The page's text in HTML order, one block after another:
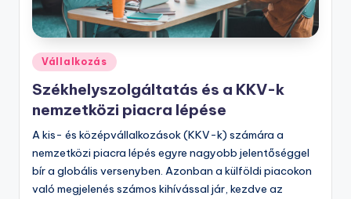
Posted
Vállalkozás
Székhelyszolgáltatás és a KKV-k
nemzetközi piacra lépése
A kis- és középvállalkozások (KKV-k) számára a
nemzetközi piacra lépés egyre nagyobb jelentőséggel
bír a globális versenyben. Azonban a külföldi piacokon
való megjelenés számos kihívással jár, kezdve az